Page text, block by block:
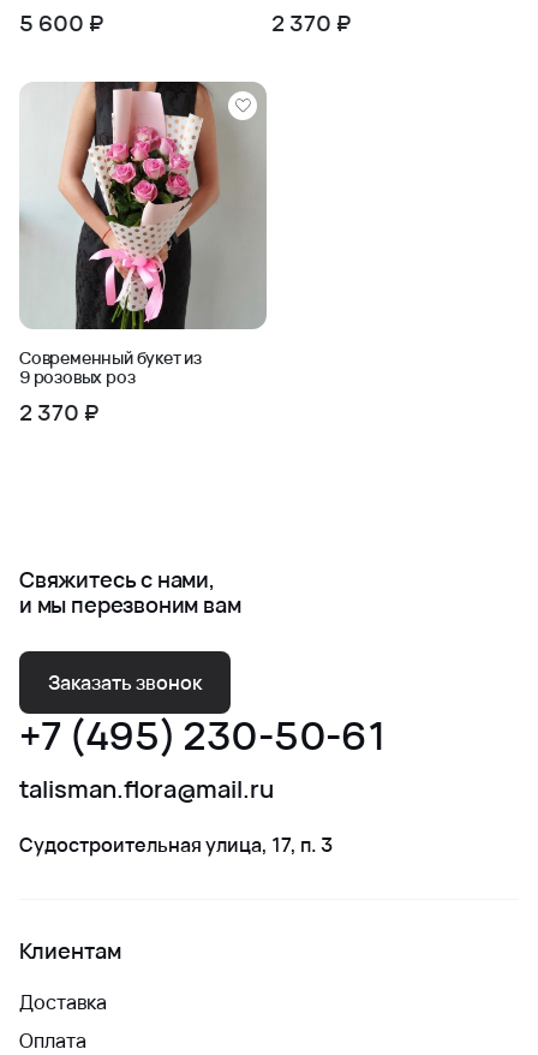
5 600 ₽ 2 370 ₽
Современный букет из
9 розовых роз
2 370 ₽
Свяжитесь с нами,
и мы перезвоним вам
Заказать звонок
+7 (495) 230-50-61
talisman.flora@mail.ru
Судостроительная улица, 17, п. 3
Клиентам
Доставка
Оплата